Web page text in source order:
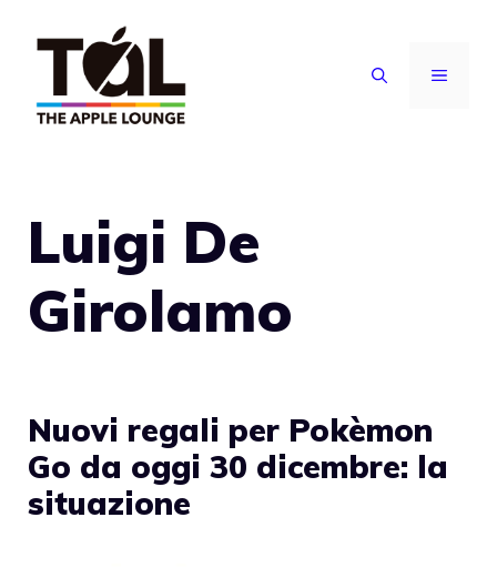
contenuto
MENU
Luigi De
Girolamo
Nuovi regali per Pokèmon
Go da oggi 30 dicembre: la
situazione